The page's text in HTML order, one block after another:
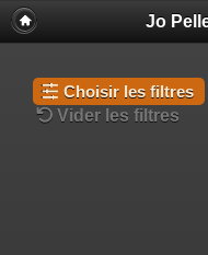
Jo
Choisir les filtres
Vider les filtres